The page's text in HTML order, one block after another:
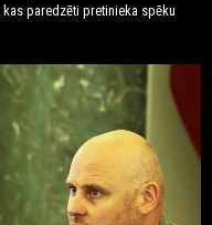
paredzēti pretinieka spēku